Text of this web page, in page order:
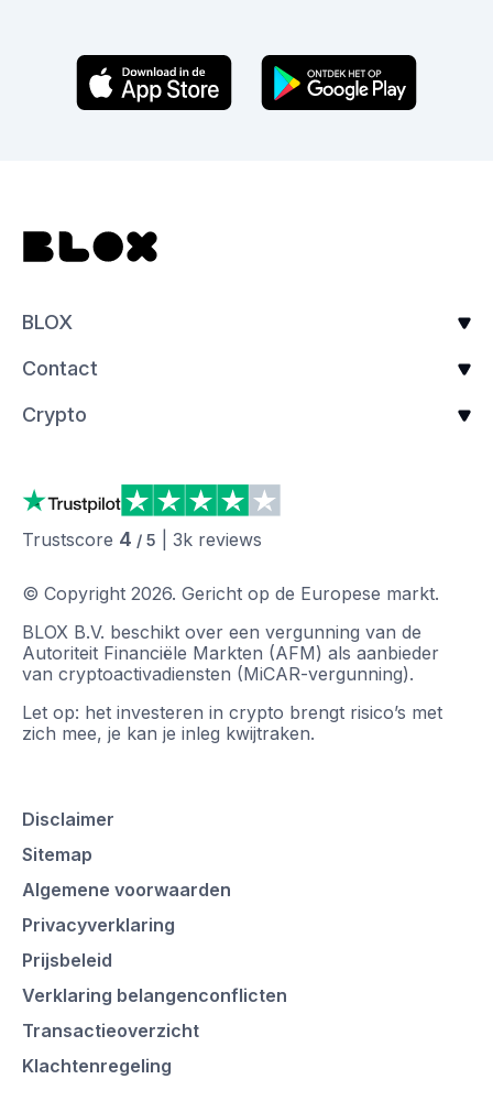
BLOX
Contact
Crypto
Trustscore 4 / 5 3k reviews
© Copyright 2026. Gericht op de Europese markt.
BLOX B.V. beschikt over een vergunning van de
Autoriteit Financiële Markten (AFM) als aanbieder
van cryptoactivadiensten (MiCAR-vergunning).
Let op: het investeren in crypto brengt risico’s met
zich mee, je kan je inleg kwijtraken.
Disclaimer
Sitemap
Algemene voorwaarden
Privacyverklaring
Prijsbeleid
Verklaring belangenconflicten
Transactieoverzicht
Klachtenregeling